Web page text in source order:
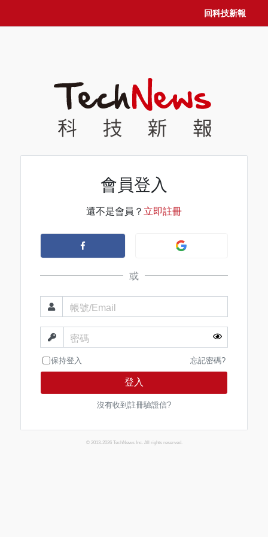
回科技新報
會員登入
還不是會員？ 立即註冊
或
帳號/Email
密碼
保持登入 忘記密碼?
登入
沒有收到註冊驗證信?
© 2013-2026 TechNews Inc. All rights reserved.